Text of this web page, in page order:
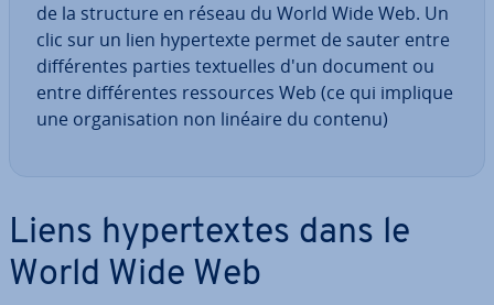
de la structure en réseau du World Wide Web. Un
clic sur un lien hy­per­texte permet de sauter entre
dif­fé­rentes parties tex­tuelles d'un document ou
entre dif­fé­rentes res­sources Web (ce qui implique
une or­ga­ni­sa­tion non linéaire du contenu)
Liens hy­per­textes dans le
World Wide Web